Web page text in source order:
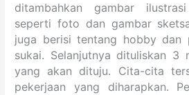
ditambahkan gambar
seperti foto dan gambar
juga berisitentang hobby dan
sukai. Selanjutnya dituliskan 3
yang akan dituju. Cita-cita
pekerjaan yang diharapkan.